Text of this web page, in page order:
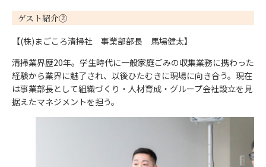
ゲスト紹介②
【(株)まごころ清掃社 事業部部長 馬場健太】
清掃業界歴20年。学生時代に一般家庭ごみの収集業務に携わった
経験から業界に魅了され、以後ひたむきに現場に向き合う。現在
は事業部長として組織づくり・人材育成・グループ会社設立を見
据えたマネジメントを担う。